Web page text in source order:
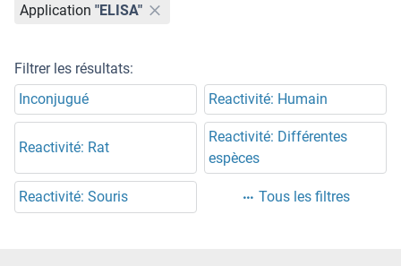
Application "ELISA"
Filtrer les résultats:
Inconjugué
Reactivité: Humain
Reactivité: Rat
Reactivité: Différentes
espèces
Reactivité: Souris Tous les filtres